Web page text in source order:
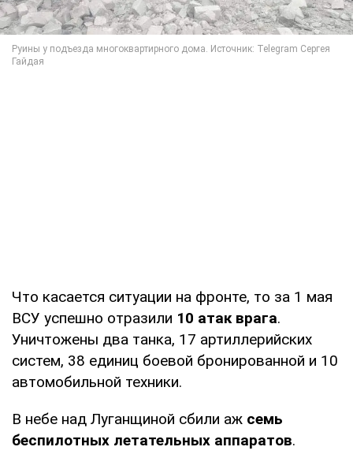
Что касается ситуации на фронте, то за 1 мая
ВСУ успешно отразили 10 атак врага.
Уничтожены два танка, 17 артиллерийских
систем, 38 единиц боевой бронированной и 10
автомобильной техники.
В небе над Луганщиной сбили аж семь
беспилотных летательных аппаратов.